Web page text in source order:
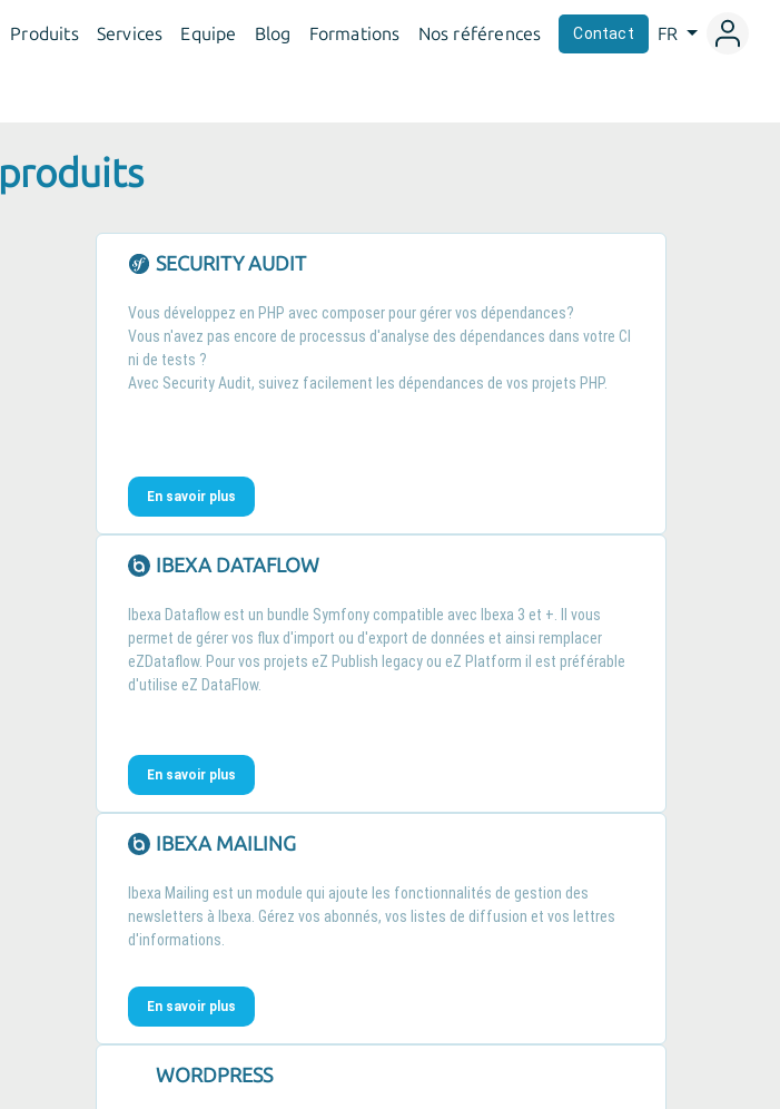
Produits Services Equipe Blog Formations Nos références Contact FR
produits
SECURITY AUDIT
Vous développez en PHP avec composer pour gérer vos dépendances?
Vous n'avez pas encore de processus d'analyse des dépendances dans votre CI
ni de tests ?
Avec Security Audit, suivez facilement les dépendances de vos projets PHP.
En savoir plus
IBEXA DATAFLOW
Ibexa Dataflow est un bundle Symfony compatible avec Ibexa 3 et +. Il vous
permet de gérer vos flux d'import ou d'export de données et ainsi remplacer
eZDataflow. Pour vos projets eZ Publish legacy ou eZ Platform il est préférable
d'utilise eZ DataFlow.
En savoir plus
IBEXA MAILING
Ibexa Mailing est un module qui ajoute les fonctionnalités de gestion des
newsletters à Ibexa. Gérez vos abonnés, vos listes de diffusion et vos lettres
d'informations.
En savoir plus
WORDPRESS